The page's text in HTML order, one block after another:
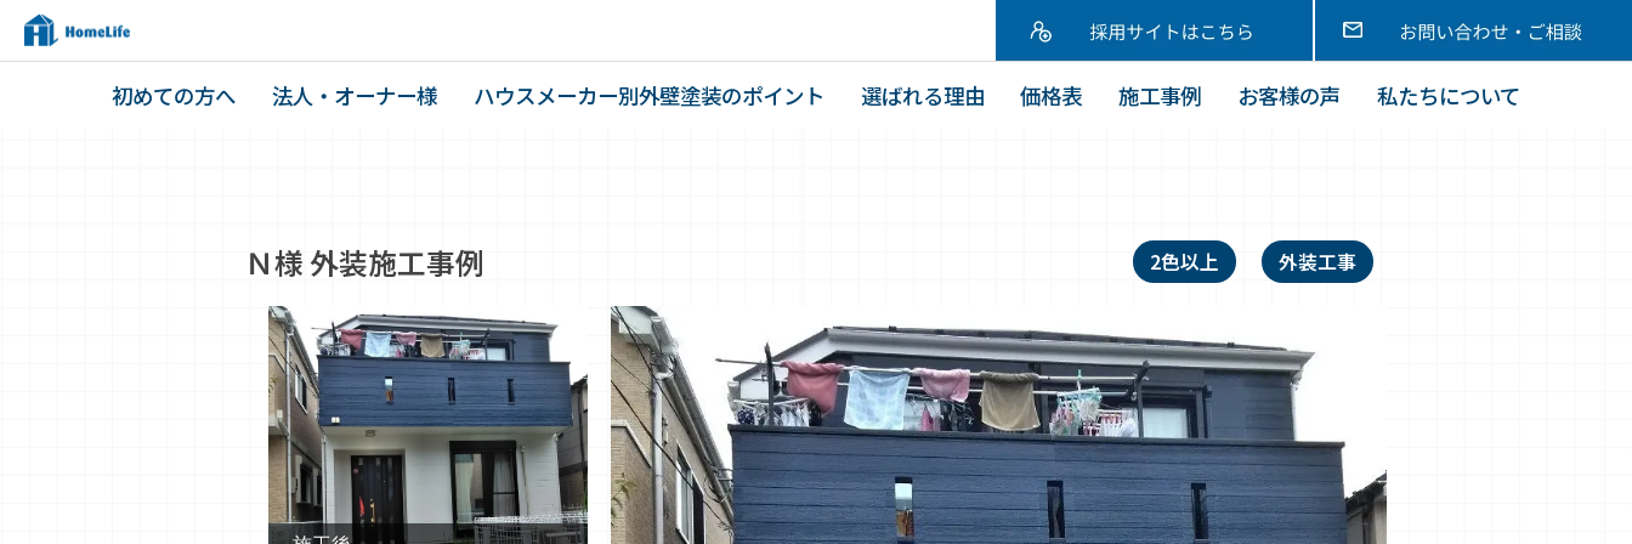
初めての方へ 法人・オーナー様 ハウスメーカー別外壁塗装のポイント 選ばれる理由 価格表 施工事例 お客様の声 私たちについて
Ｎ様 外装施工事例 2色以上 外装工事